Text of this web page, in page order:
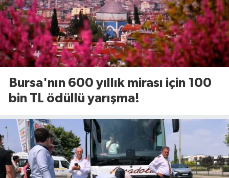
Bursa'nın 600 yıllık mirası için 100
bin TL ödüllü yarışma!